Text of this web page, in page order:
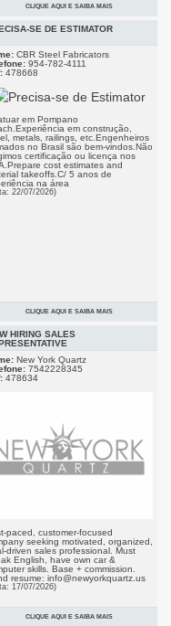
com Tarot, Conselhos
Conselhos Profissionais.
em todas as áreas. Magias
quase todas as finalidades. Mais
retornos de clientes catalogados.
23/07/2026)
CLIQUE AQUI E SAIBA MAIS
SE DE ESTIMATOR
CBR Steel Fabricators
954-782-4111
478668
em Pompano
em construção,
metals, railings, etc.Engenheiros
no Brasil são bem-vindos.Não
certificação ou licença nos
cost estimates and
takeoffs.C/ 5 anos de
na área
22/07/2026)
CLIQUE AQUI E SAIBA MAIS
HIRING SALES
New York Quartz
7542228345
478634
paced, customer-focused
seeking motivated, organized,
driven sales professional. Must
English, have own car &
skills. Base + commission.
resume: info@newyorkquartz.us
17/07/2026)
CLIQUE AQUI E SAIBA MAIS